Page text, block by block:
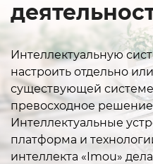
Интеллектуальную
настроить отдельно
существующей
превосходное
Интеллектуальные
платформа и
интеллекта «Imou»